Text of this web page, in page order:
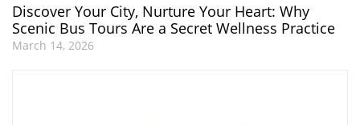
Discover Your City, Nurture Your Heart: Why
Scenic Bus Tours Are a Secret Wellness Practice
March 14, 2026